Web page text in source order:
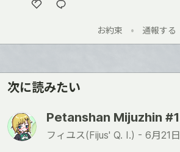
ね
お約束 • 通報する
次に読みたい
Petanshan Mijuzhin #1
フィユス(Fijus' Q. I.) - 6月21日